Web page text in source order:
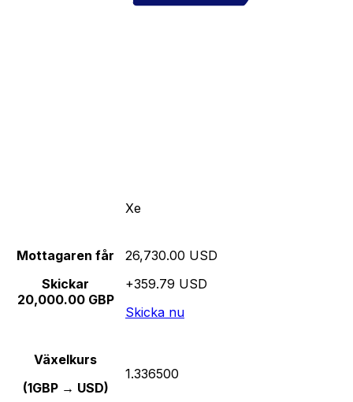
Xe
Mottagaren får
Skickar
20,000.00 GBP
26,730.00 USD
+359.79 USD
Skicka nu
Växelkurs
(1GBP → USD)
1.336500